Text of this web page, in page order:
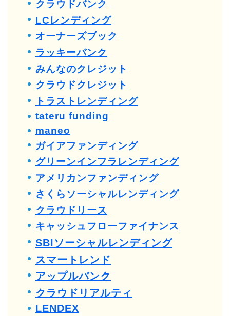
クラウドバンク
LCレンディング
オーナーズブック
ラッキーバンク
みんなのクレジット
クラウドクレジット
トラストレンディング
tateru funding
maneo
ガイアファンディング
グリーンインフラレンディング
アメリカンファンディング
さくらソーシャルレンディング
クラウドリース
キャッシュフローファイナンス
SBIソーシャルレンディング
スマートレンド
アップルバンク
クラウドリアルティ
LENDEX